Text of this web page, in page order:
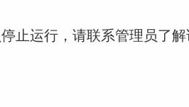
止运行，请联系管理员了